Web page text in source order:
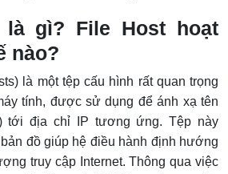
là gì? File Host hoạt
nào?
là một tệp cấu hình rất quan trọng
tính, được sử dụng để ánh xạ tên
tới địa chỉ IP tương ứng. Tệp này
đồ giúp hệ điều hành định hướng
truy cập Internet. Thông qua việc